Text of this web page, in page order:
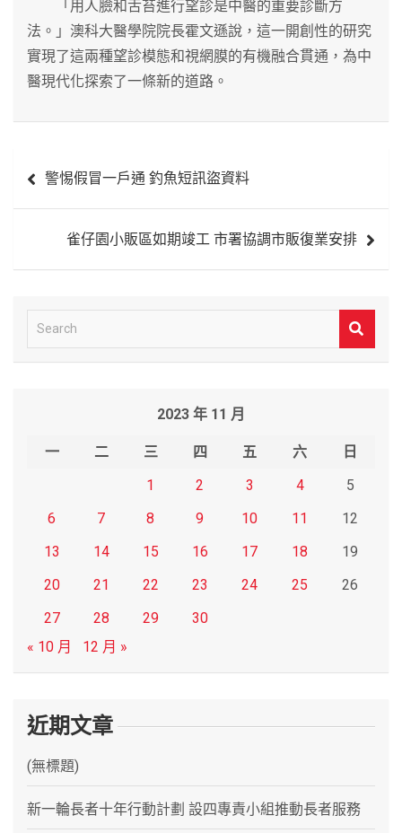
「用人臉和舌苔進行望診是中醫的重要診斷方
法。」澳科大醫學院院長霍文遜說，這一開創性的研究
實現了這兩種望診模態和視網膜的有機融合貫通，為中
醫現代化探索了一條新的道路。
章 警惕假冒一戶通 釣魚短訊盜資料
雀仔園小販區如期竣工 市署協調市販復業安排
e
2023 年 11 月
一 二 三 四 五 六
日
1
2 3 4
5
6
7 8 9 10 11
12
13
14 15 16 17 18
19
20
21 22 23 24 25
26
27
28 29
30
« 10 月
12 月 »
近期文章
(無標題)
新一輪長者十年行動計劃 設四專責小組推動長者服務